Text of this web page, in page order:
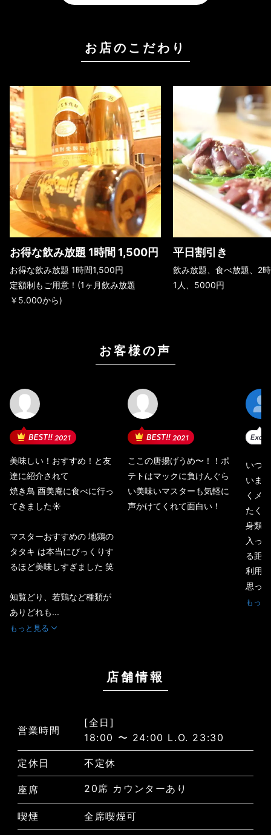
お店のこだわり
お得な飲み放題 1時間 1,500円
お得な飲み放題 1時間1,500円
定額制もご用意！(1ヶ月飲み放題
￥5.000から)
平日割引き
飲み放題、食べ放題、2
1人、5000円
お客様の声
2021
美味しい！おすすめ！と友
達に紹介されて
焼き鳥 酉美庵に食べに行っ
てきました☀️
マスターおすすめの 地鶏の
タタキ は本当にびっくりす
るほど美味しすぎました 笑
知覧どり、若鶏など種類が
ありどれも...
もっと見る
2021
ここの唐揚げうめ〜！！ポ
テトはマックに負けんぐら
い美味いマスターも気軽に
声かけてくれて面白い！
いつ
いま
くメ
たく
身類
入っ
る距
利用
思っ
もっ
店舗情報
営業時間
[全日]
18:00 〜 24:00 L.O. 23:30
定休日 不定休
座席 20席 カウンターあり
喫煙 全席喫煙可